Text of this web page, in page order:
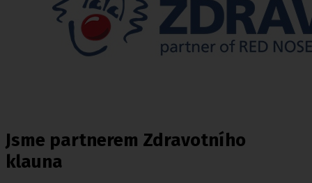
Jsme partnerem Zdravotního
klauna